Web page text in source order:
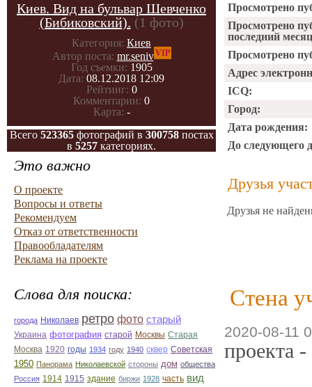
Киев. Вид на бульвар Шевченко
(Бибиковский). (1 фото)
Категория: Киев
Автор поста: mr.senivVIP
Год съемки: 1905
Дата: 08.12.2018 12:09
Рейтинг: 0
Комментарии: 0
Карта: -
Всего 523365фотографий в 300758постах
в 5257 категориях.
Это важно
О проекте
Вопросы и ответы
Рекомендуем
Отказ от ответственности
Правообладателям
Реклама на проекте
Слова для поиска:
города Николаев ретро фото старый
Украина фотография старой Москвы Старая
Москва 1920 годы 1934 году 1940 сквер Советская
1950 Панорама Николаевской стороны дом общества
Россия 1914 1915 здание биржи 1928 часть вид
Просмотрено
Просмотрено
последний
Просмотрено
Адрес
ICQ:
Город:
Дата рождения:
До следующего
Друзья
Друзья не
Стена
2020-08-11
проекта